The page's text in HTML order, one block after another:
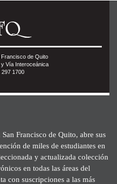
de Quito
Vía Interoceánica
297 1700
Francisco de Quito, abre sus
de miles de estudiantes en
y actualizada colección
en todas las áreas del
con suscripciones a las más